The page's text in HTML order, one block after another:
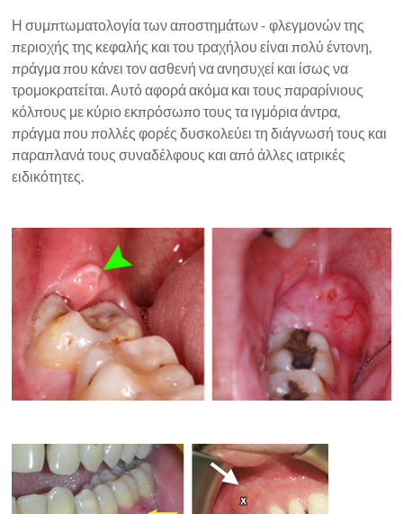
Η συμπτωματολογία των αποστημάτων - φλεγμονών της
περιοχής της κεφαλής και του τραχήλου είναι πολύ έντονη,
πράγμα που κάνει τον ασθενή να ανησυχεί και ίσως να
τρομοκρατείται. Αυτό αφορά ακόμα και τους παραρίνιους
κόλπους με κύριο εκπρόσωπο τους τα ιγμόρια άντρα,
πράγμα που πολλές φορές δυσκολεύει τη διάγνωσή τους και
παραπλανά τους συναδέλφους και από άλλες ιατρικές
ειδικότητες.